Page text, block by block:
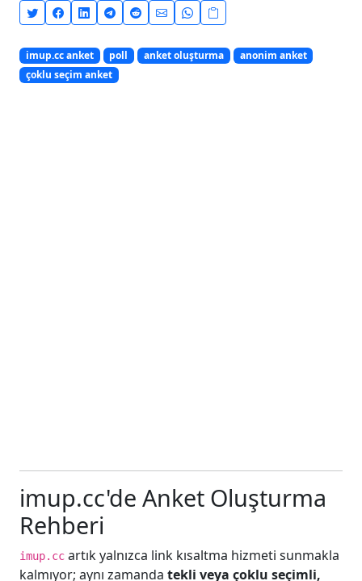
imup.cc anket poll anket oluşturma
anonim anket
çoklu seçim anket
imup.cc'de Anket Oluşturma
Rehberi
imup.cc artık yalnızca link kısaltma hizmeti sunmakla
kalmıyor; aynı zamanda tekli veya çoklu seçimli,